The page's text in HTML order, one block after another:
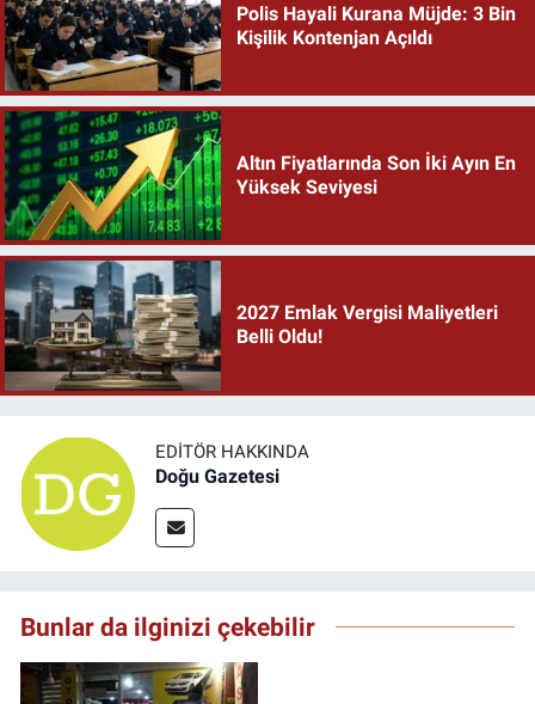
Polis Hayali Kurana Müjde: 3 Bin
Kişilik Kontenjan Açıldı
Altın Fiyatlarında Son İki Ayın En
Yüksek Seviyesi
2027 Emlak Vergisi Maliyetleri
Belli Oldu!
EDITÖR HAKKINDA
Doğu Gazetesi
Bunlar da ilginizi çekebilir